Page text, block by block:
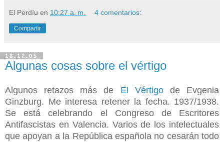
El Perdíu en 10:27 a. m. 4 comentarios:
Compartir
18.12.05
Algunas cosas sobre el vértigo
Algunos retazos más de El Vértigode Evgenia
Ginzburg. Me interesa retener la fecha. 1937/1938.
Se está celebrando el Congreso de Escritores
Antifascistas en Valencia. Varios de los intelectuales
que apoyan a la República española no cesarán todo